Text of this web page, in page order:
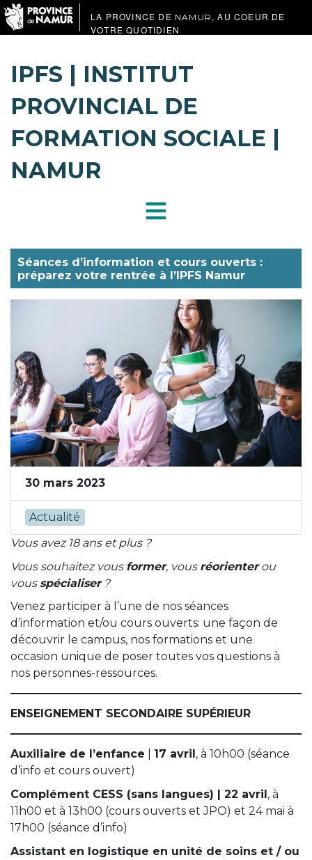
LA PROVINCE DE NAMUR , AU COEUR DE
VOTRE QUOTIDIEN
IPFS | INSTITUT
PROVINCIAL DE
FORMATION SOCIALE |
NAMUR
Séances d’information et cours ouverts :
préparez votre rentrée à l’IPFS Namur
30 mars 2023
Actualité
Vous avez 18 ans et plus ?
Vous souhaitez vous former, vous réorienterou
vous spécialiser?
Venez participer à l’une de nos séances
d’information et/ou cours ouverts: une façon de
découvrir le campus, nos formations et une
occasion unique de poser toutes vos questions à
nos personnes-ressources.
ENSEIGNEMENT SECONDAIRE SUPÉRIEUR
Auxiliaire de l’enfance 17 avril , à 10h00 (séance
d’info et cours ouvert)
Complément CESS (sans langues) | 22 avril, à
11h00 et à 13h00 (cours ouverts et JPO) et 24 mai à
17h00 (séance d’info)
Assistant en logistique en unité de soins et / ou